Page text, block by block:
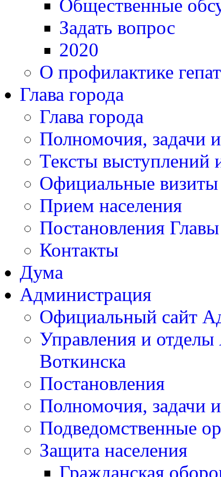
Общественные
Задать вопрос
2020
О профилактике
Глава города
Глава города
Полномочия, задачи
Тексты выступлений
Официальные визиты
Прием населения
Постановления
Контакты
Дума
Администрация
Официальный сайт
Управления и
Воткинска
Постановления
Полномочия, задачи
Подведомственные
Защита населения
Гражданская